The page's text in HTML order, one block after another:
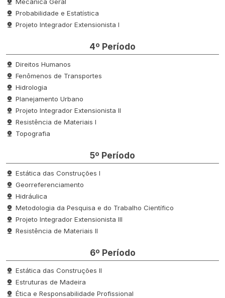
Probabilidade e Estatística
Projeto Integrador Extensionista I
4º Período
Direitos Humanos
Fenômenos de Transportes
Hidrologia
Planejamento Urbano
Projeto Integrador Extensionista II
Resistência de Materiais I
Topografia
5º Período
Estática das Construções I
Georreferenciamento
Hidráulica
Metodologia da Pesquisa e do Trabalho Científico
Projeto Integrador Extensionista III
Resistência de Materiais II
6º Período
Estática das Construções II
Estruturas de Madeira
Ética e Responsabilidade Profissional